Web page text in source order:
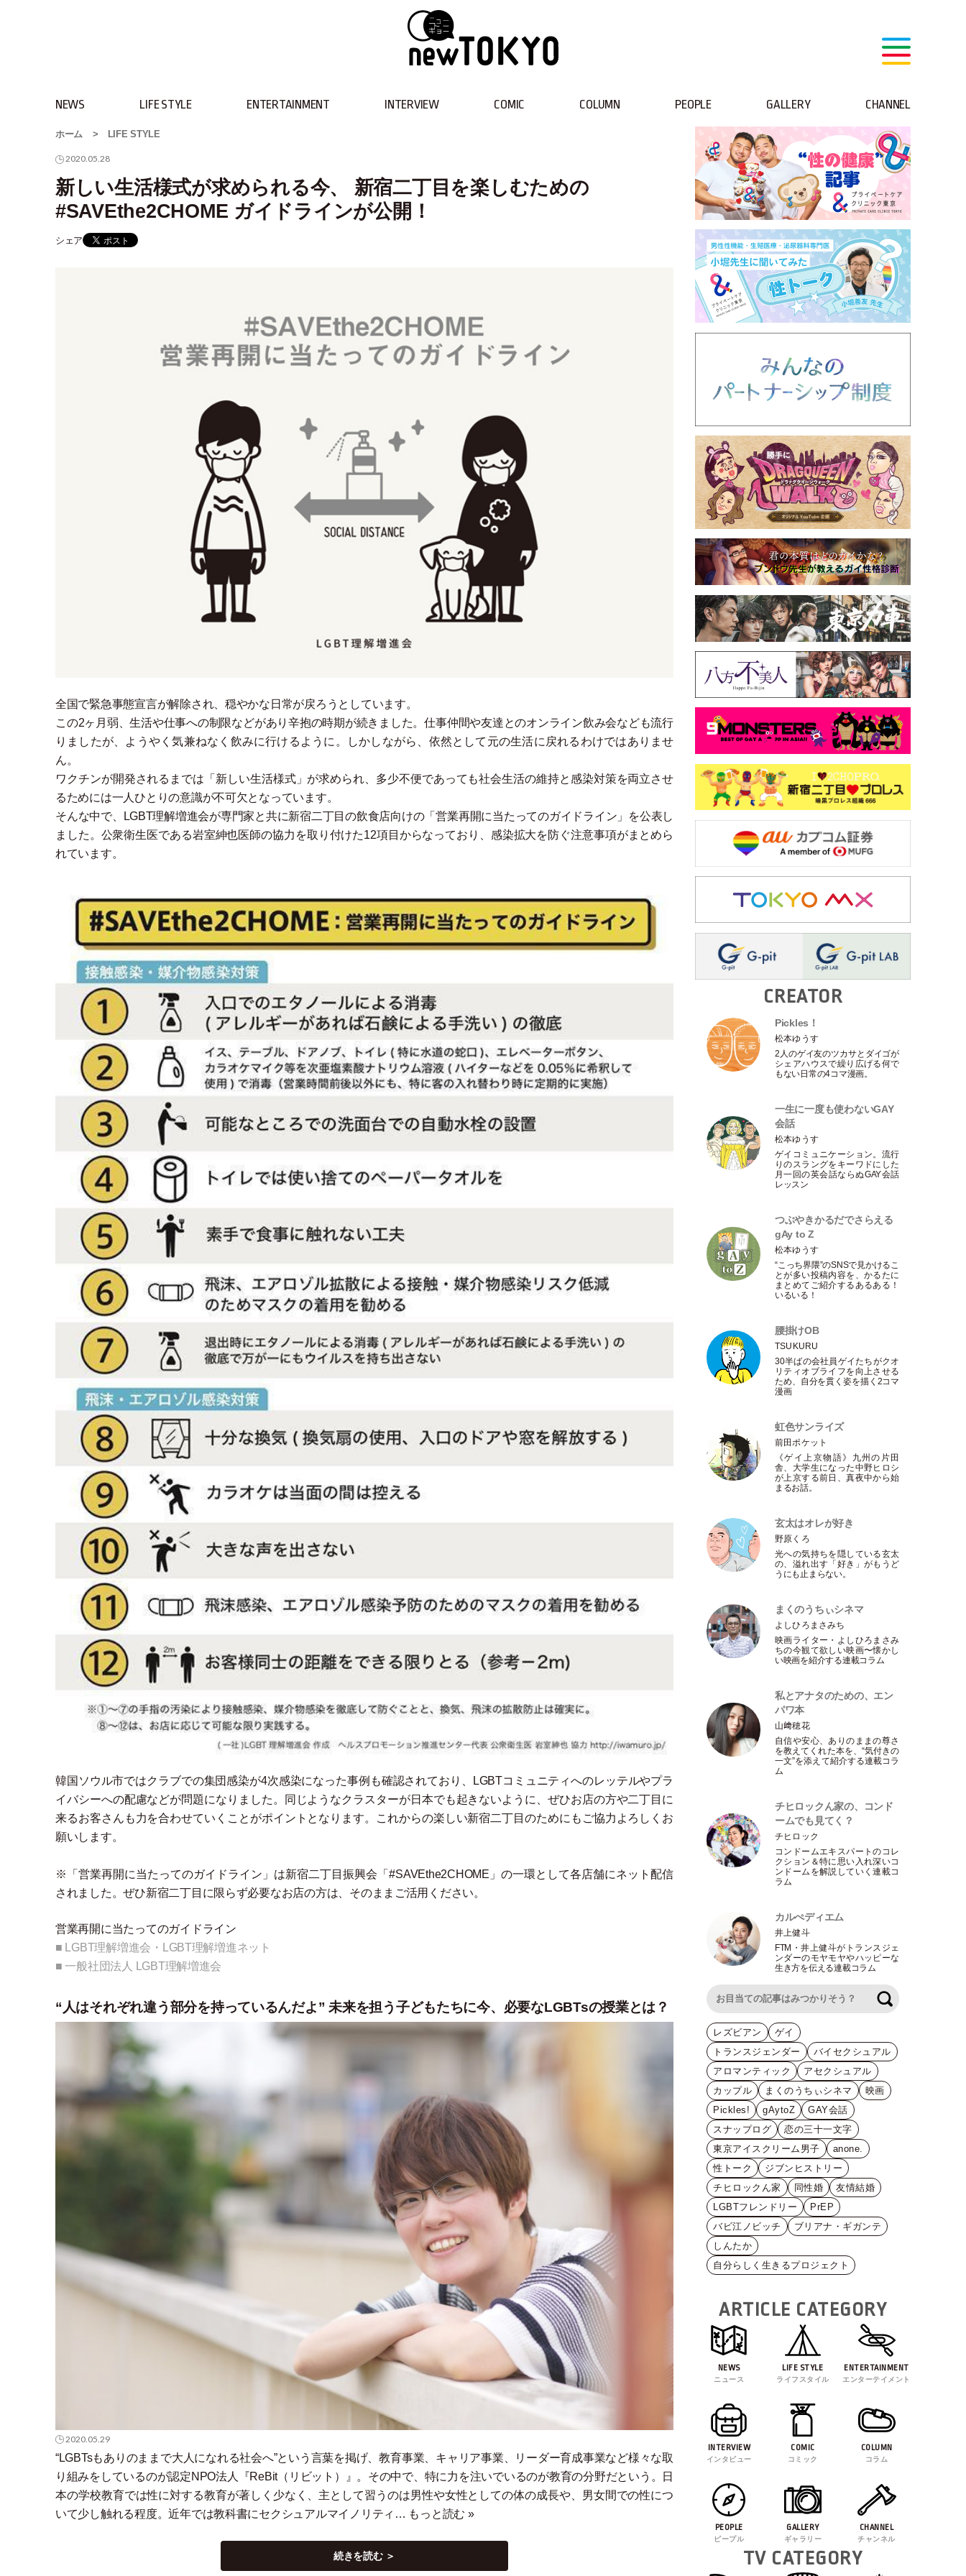
NEWS LIFE STYLE ENTERTAINMENT INTERVIEW COMIC COLUMN PEOPLE GALLERY CHANNEL
ホーム > LIFE STYLE
2020.05.28
新しい生活様式が求められる今、 新宿二丁目を楽しむための
#SAVEthe2CHOME ガイドラインが公開！
シェア
全国で緊急事態宣言が解除され、穏やかな日常が戻ろうとしています。
この2ヶ月弱、生活や仕事への制限などがあり辛抱の時期が続きました。仕事仲間や友達とのオンライン飲み会なども流行
りましたが、ようやく気兼ねなく飲みに行けるように。しかしながら、依然として元の生活に戻れるわけではありませ
ん。
ワクチンが開発されるまでは 「 新しい生活様式」 が求められ、多少不便であっても社会生活の維持と感染対策を両立させ
るためには一人ひとりの意識が不可欠となっています。
そんな中で、LGBT理解増進会が専門家と共に新宿二丁目の飲食店向けの「営業再開に当たってのガイドライン 」
を公表し
ました。公衆衛生医である岩室紳也医師の協力を取り付けた12項目からなっており、感染拡大を防ぐ注意事項がまとめら
れています。
韓国ソウル市ではクラブでの集団感染が4次感染になった事例も確認されており、LGBTコミュニティへのレッテルやプラ
イバシーへの配慮などが問題になりました。同じようなクラスターが日本でも起きないように、ぜひお店の方や二丁目に
来るお客さんも力を合わせていくことがポイントとなります。これからの楽しい新宿二丁目のためにもご協力よろしくお
願いします。
※ 「営業再開に当たってのガイドライン 」 は新宿二丁目振興会 「#SAVEthe2CHOME 」の一環として各店舗にネット配信
されました。ぜひ新宿二丁目に限らず必要なお店の方は、そのままご活用ください。
営業再開に当たってのガイドライン
■ LGBT理解増進会 ・
LGBT理解増進ネット
■ 一般社団法人 LGBT理解増進会
“人はそれぞれ違う部分を持っているんだよ” 未来を担う子どもたちに今、必要なLGBTsの授業とは？
2020.05.29
“LGBTsもありのままで大人になれる社会へ”という言葉を掲げ、教育事業、キャリア事業、リーダー育成事業など様々な取
り組みをしているのが認定NPO法人『ReBit（ リビット ）
』。その中で、特に力を注いでいるのが教育の分野だという。日
本の学校教育では性に対する教育が著しく少なく、主として習うのは男性や女性としての体の成長や、男女間での性につ
いて少し触れる程度。近年では教科書にセクシュアルマイノリティ… もっと読む »
続きを読む ＞
CREATOR
Pickles！
松本ゆうす
2人のゲイ友のツカサとダイゴが
シェアハウスで繰り広げる何で
もない日常の4コマ漫画。
一生に一度も使わないGAY
会話
松本ゆうす
ゲイコミュニケーション。流行
りのスラングをキーワドにした
月一回の英会話ならぬGAY会話
レッスン
つぶやきかるだでさらえる
gAy to Z
松本ゆうす
“こっち界隈”のSNSで見かけるこ
とが多い投稿内容を、かるたに
まとめてご紹介するあるある！
いるいる！
腰掛けOB
TSUKURU
30半ばの会社員ゲイたちがクオ
リティオブライフを向上させる
ため、自分を貫く姿を描く2コマ
漫画
虹色サンライズ
前田ポケット
《ゲイ上京物語》九州の片田
舎、大学生になった中野ヒロシ
が上京する前日、真夜中から始
まるお話。
玄太はオレが好き
野原くろ
光への気持ちを隠している玄太
の、溢れ出す 「好き 」がもうど
うにも止まらない。
まくのうちぃシネマ
よしひろまさみち
映画ライター ・ よしひろまさみ
ちの今観て欲しい映画〜懐かし
い映画を紹介する連載コラム
私とアナタのための、エン
パワ本
山﨑穂花
自信や安心、ありのままの尊さ
を教えてくれた本を、“気付きの
一文”を添えて紹介する連載コラ
ム
チヒロックん家の、コンド
ームでも見てく？
チヒロック
コンドームエキスパートのコレ
クション＆特に思い入れ深いコ
ンドームを解説していく連載コ
ラム
カルぺディエム
井上健斗
FTM ・井上健斗がトランスジェ
ンダーのモヤモヤやハッピーな
生き方を伝える連載コラム
レズビアン
ゲイ
トランスジェンダー
バイセクシュアル
アロマンティック
アセクシュアル
カップル
まくのうちぃシネマ
映画
Pickles!
gAytoZ
GAY会話
スナップログ
恋の三十一文字
東京アイスクリーム男子
anone.
性トーク
ジブンヒストリー
チヒロックん家
同性婚
友情結婚
LGBTフレンドリー
PrEP
バビ江ノビッチ
ブリアナ・ギガンテ
しんたか
自分らしく生きるプロジェクト
ARTICLE CATEGORY
NEWS
ニュース
LIFE STYLE
ライフスタイル
ENTERTAINMENT
エンターテイメント
INTERVIEW
インタビュー
COMIC
コミック
COLUMN
コラム
PEOPLE
ピープル
GALLERY
ギャラリー
CHANNEL
チャンネル
TV CATEGORY